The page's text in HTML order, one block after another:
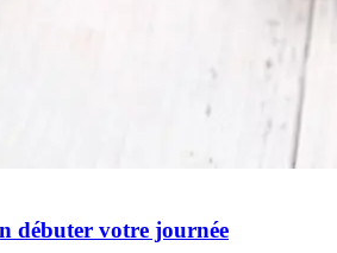
débuter votre journée